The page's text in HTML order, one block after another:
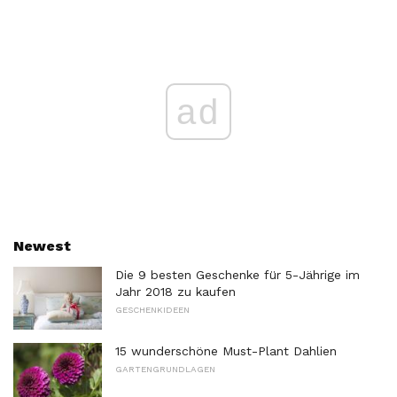
ad
Newest
Die 9 besten Geschenke für 5-Jährige im
Jahr 2018 zu kaufen
GESCHENKIDEEN
15 wunderschöne Must-Plant Dahlien
GARTENGRUNDLAGEN